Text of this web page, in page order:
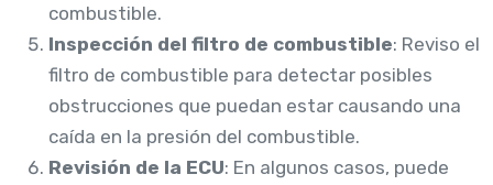
combustible.
Inspección del filtro de combustible: Reviso el
filtro de combustible para detectar posibles
obstrucciones que puedan estar causando una
caída en la presión del combustible.
Revisión de la ECU: En algunos casos, puede